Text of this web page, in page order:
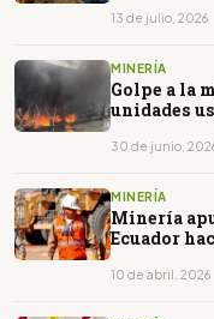
13 de julio, 2026
MINERÍA
Golpe a la
unidades
30 de junio,
MINERÍA
Minería
Ecuador
10 de abril, 2026